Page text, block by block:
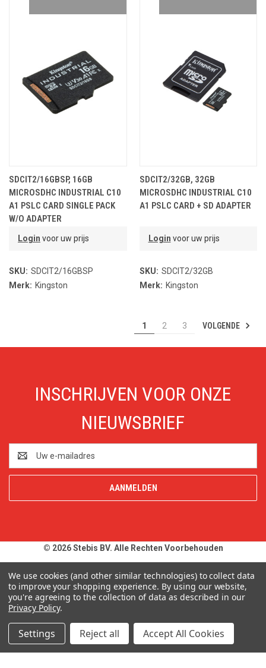
SDCIT2/16GBSP, 16GB
MICROSDHC INDUSTRIAL C10
A1 PSLC CARD SINGLE PACK
W/O ADAPTER
Login voor uw prijs
SKU: SDCIT2/16GBSP
Merk: Kingston
SDCIT2/32GB, 32GB
MICROSDHC INDUSTRIAL C10
A1 PSLC CARD + SD ADAPTER
Login voor uw prijs
SKU: SDCIT2/32GB
Merk: Kingston
1 2 3 VOLGENDE
INSCHRIJVEN VOOR ONZE
NIEUWSBRIEF
mailadres
© 2026 Stebis BV. Alle Rechten Voorbehouden
Alle prijzen en specificaties zijn onder voorbehoud, exclusief BTW,
zolang de voorraad strekt. Afbeeldingen van producten kunnen
afwijken van de werkelijkheid. Op al onze aanbiedingen en
leveringen zijn onze
toepassing. Wij wijzen u uitdrukkelijk op onzePrivacy Policy
Typefouten alsmede prijswijzigingen uitdrukkelijk voorbehouden.
We use cookies (and other similar technologies) to collect data
to improve your shopping experience. By using our website,
you're agreeing to the collection of data as described in our
Privacy Policy.
Settings Reject all Accept All Cookies